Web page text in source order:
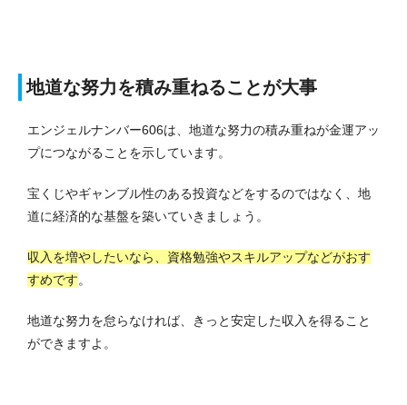
地道な努力を積み重ねることが大事
エンジェルナンバー606は、地道な努力の積み重ねが金運アッ
プにつながることを示しています。
宝くじやギャンブル性のある投資などをするのではなく、地
道に経済的な基盤を築いていきましょう。
収入を増やしたいなら、資格勉強やスキルアップなどがおす
すめです。
地道な努力を怠らなければ、きっと安定した収入を得ること
ができますよ。